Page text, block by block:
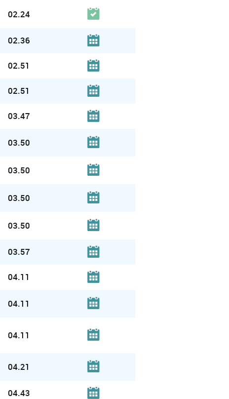
02.24
02.36
02.51
02.51
03.47
03.50
03.50
03.50
03.50
03.57
04.11
04.11
04.11
04.21
04.43